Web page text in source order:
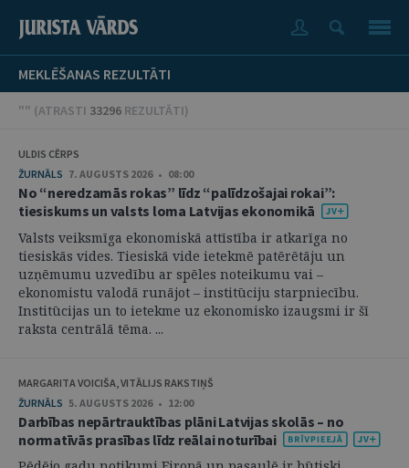
MEKLĒŠANAS REZULTĀTI
"" (ATRASTI 33296 REZULTĀTI)
ULDIS CĒRPS
ŽURNĀLS 7. AUGUSTS 2026 • 08:00
No “neredzamās rokas” līdz “palīdzošajai rokai”:
tiesiskums un valsts loma Latvijas ekonomikā
Valsts veiksmīga ekonomiskā attīstība ir atkarīga no
tiesiskās vides. Tiesiskā vide ietekmē patērētāju un
uzņēmumu uzvedību ar spēles noteikumu vai –
ekonomistu valodā runājot – institūciju starpniecību.
Institūcijas un to ietekme uz ekonomisko izaugsmi ir šī
raksta centrālā tēma. ...
MARGARITA VOICIŠA, VITĀLIJS RAKSTIŅŠ
ŽURNĀLS 5. AUGUSTS 2026 • 12:00
Darbības nepārtrauktības plāni Latvijas skolās – no
normatīvās prasības līdz reālai noturībai